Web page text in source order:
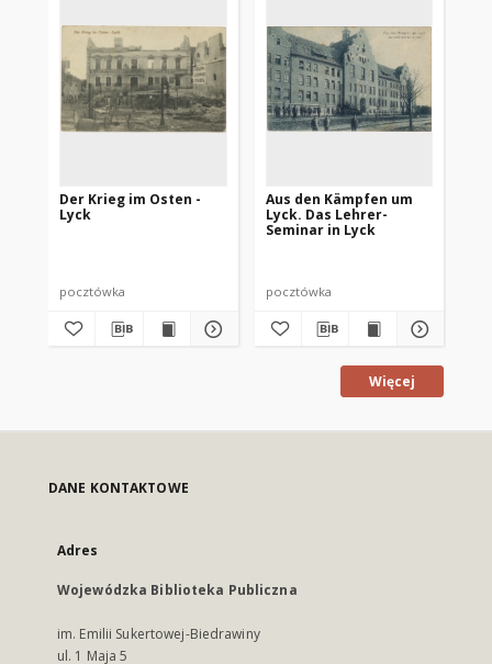
Der Krieg im Osten -
Lyck
pocztówka
Aus den Kämpfen um
Lyck. Das Lehrer-
Seminar in Lyck
pocztówka
Więcej
DANE KONTAKTOWE
Adres
Wojewódzka Biblioteka Publiczna
im. Emilii Sukertowej-Biedrawiny
ul. 1 Maja 5